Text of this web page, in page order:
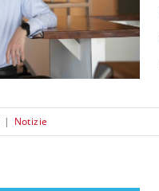
| Notizie